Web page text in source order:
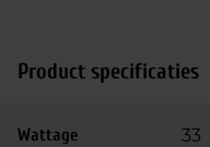
Product specificaties
Wattage 33